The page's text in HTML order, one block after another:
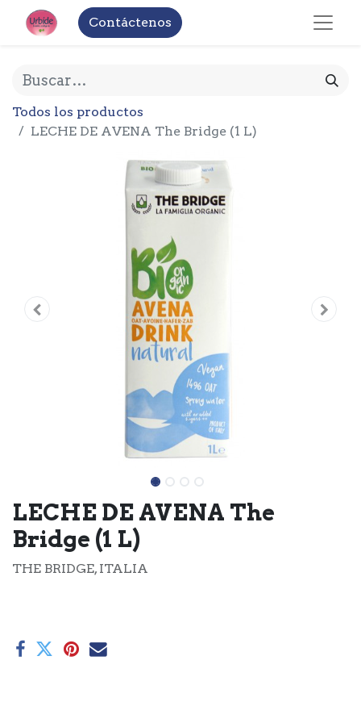
Contáctenos
Todos los productos
LECHE DE AVENA The Bridge (1 L)
LECHE DE AVENA The
Bridge (1 L)
THE BRIDGE, ITALIA